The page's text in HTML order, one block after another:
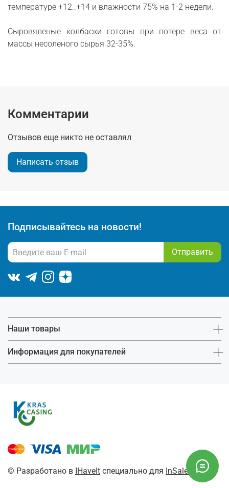
температуре +12..+14 и влажности 75% на 1-2 недели.
Сыровяленые колбаски готовы при потере веса от
массы несоленого сырья 32-35%.
Комментарии
Отзывов еще никто не оставлял
Написать отзыв
Подписывайтесь на новости!
Отправить
Наши товары
Информация для покупателей
© Разработано в IHaveIt специально для InSales